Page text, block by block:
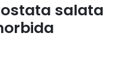
salata